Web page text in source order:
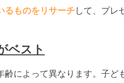
るものをリサーチ して、プレ
ベスト
によって異なります。子ど